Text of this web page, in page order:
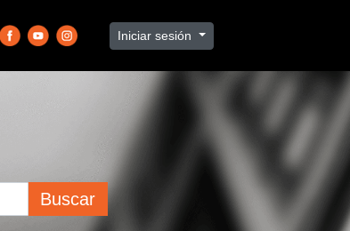
Iniciar sesión
Buscar